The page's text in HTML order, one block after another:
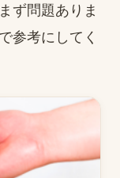
ず問題ありま
参考にしてく